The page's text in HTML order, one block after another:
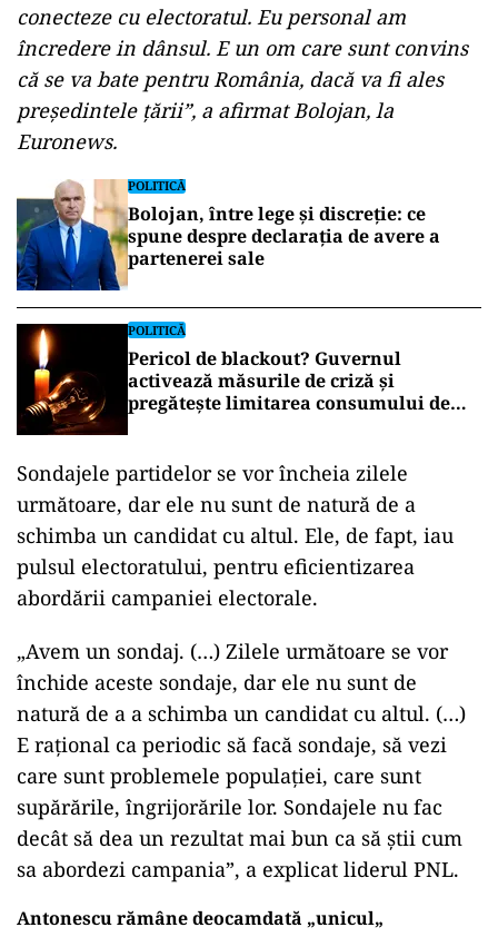
conecteze cu electoratul. Eu personal am
încredere in dânsul. E un om care sunt convins
că se va bate pentru România, dacă va fi ales
președintele țării”, a afirmat Bolojan, la
Euronews.
POLITICĂ
Bolojan, între lege și discreție: ce
spune despre declarația de avere a
partenerei sale
POLITICĂ
Pericol de blackout? Guvernul
activează măsurile de criză și
pregătește limitarea consumului de
Sondajele partidelor se vor încheia zilele
următoare, dar ele nu sunt de natură de a
schimba un candidat cu altul. Ele, de fapt, iau
pulsul electoratului, pentru eficientizarea
abordării campaniei electorale.
„Avem un sondaj. (…) Zilele următoare se vor
închide aceste sondaje, dar ele nu sunt de
natură de a a schimba un candidat cu altul. (…)
E rațional ca periodic să facă sondaje, să vezi
care sunt problemele populației, care sunt
supărările, îngrijorările lor. Sondajele nu fac
decât să dea un rezultat mai bun ca să știi cum
sa abordezi campania”, a explicat liderul PNL.
Antonescu rămâne deocamdată „unicul„